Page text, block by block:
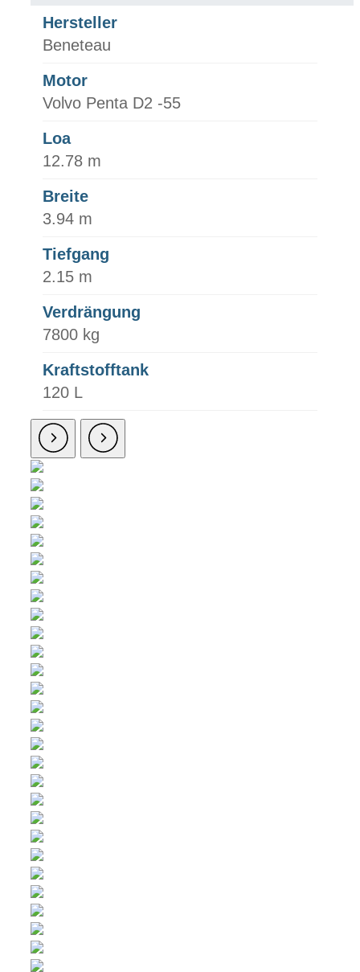
Hersteller
Beneteau
Motor
Volvo Penta D2 -55
Loa
12.78 m
Breite
3.94 m
Tiefgang
2.15 m
Verdrängung
7800 kg
Kraftstofftank
120 L